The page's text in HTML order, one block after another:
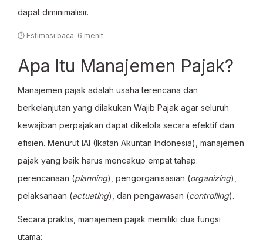
dapat diminimalisir.
⏱ Estimasi baca: 6 menit
Apa Itu Manajemen Pajak?
Manajemen pajak adalah usaha terencana dan
berkelanjutan yang dilakukan Wajib Pajak agar seluruh
kewajiban perpajakan dapat dikelola secara efektif dan
efisien. Menurut IAI (Ikatan Akuntan Indonesia), manajemen
pajak yang baik harus mencakup empat tahap:
perencanaan (planning), pengorganisasian (organizing),
pelaksanaan (actuating), dan pengawasan (controlling).
Secara praktis, manajemen pajak memiliki dua fungsi
utama: